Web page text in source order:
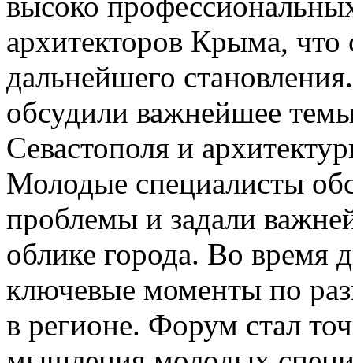
архитекторов Крыма,
дальнейшего
обсудили важнейшее
Севастополя и
Молодые специалисты
проблемы и задали
облике города. Во время
ключевые моменты по
в регионе. Форум стал